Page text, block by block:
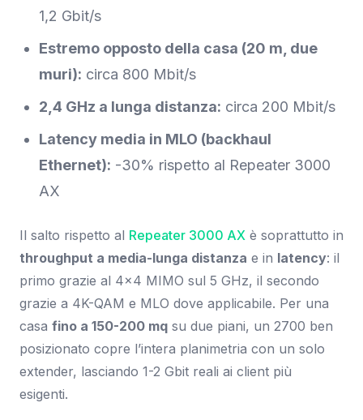
1,2 Gbit/s
Estremo opposto della casa (20 m, due
muri): circa 800 Mbit/s
2,4 GHz a lunga distanza: circa 200 Mbit/s
Latency media in MLO (backhaul
Ethernet): -30% rispetto al Repeater 3000
AX
Il salto rispetto al Repeater 3000 AX è soprattutto in
throughput a media-lunga distanza e in latency: il
primo grazie al 4×4 MIMO sul 5 GHz, il secondo
grazie a 4K-QAM e MLO dove applicabile. Per una
casa fino a 150-200 mq su due piani, un 2700 ben
posizionato copre l’intera planimetria con un solo
extender, lasciando 1-2 Gbit reali ai client più
esigenti.